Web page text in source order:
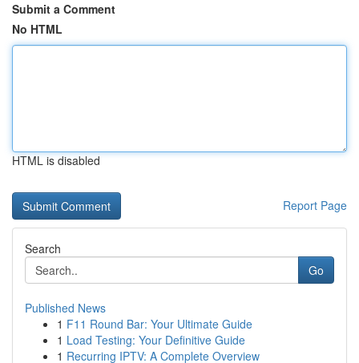
Submit a Comment
No HTML
HTML is disabled
Report Page
Search
Go
Published News
1 F11 Round Bar: Your Ultimate Guide
1 Load Testing: Your Definitive Guide
1 Recurring IPTV: A Complete Overview